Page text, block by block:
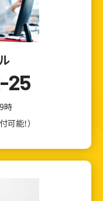
フリーダイヤル
0120-1212-25
25
時
能！）